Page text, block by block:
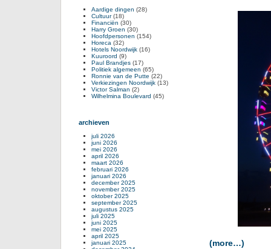
(more…)
Aardige dingen (28)
Cultuur(18)
Financiën (30)
Harry Groen (30)
Hoofdpersonen (154)
Horeca (32)
Hotels Noordwijk (16)
Kuuroord (9)
Paul Brandjes (17)
Politiek algemeen (65)
Ronnie van de Putte (22)
Verkiezingen Noordwijk (13)
Victor Salman (2)
Wilhelmina Boulevard (45)
archieven
juli 2026
juni 2026
mei 2026
april 2026
maart 2026
februari 2026
januari 2026
december 2025
november 2025
oktober 2025
september 2025
augustus 2025
juli 2025
juni 2025
mei 2025
april 2025
januari 2025